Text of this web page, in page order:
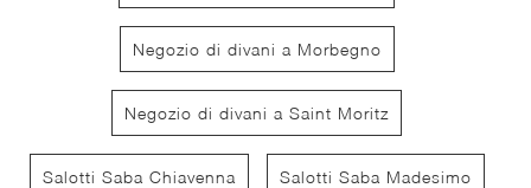
Negozio di divani a Morbegno
Negozio di divani a Saint Moritz
Salotti Saba Chiavenna Salotti Saba Madesimo